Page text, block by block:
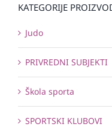
KATEGORIJE
Judo
PRIVREDNI SUBJEKTI
Škola sporta
SPORTSKI KLUBOVI